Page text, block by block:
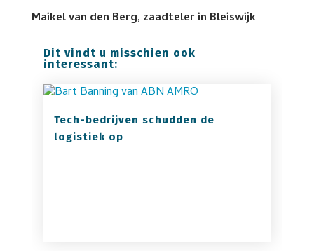
Maikel van den Berg, zaadteler in Bleiswijk
Dit vindt u misschien ook
interessant:
Tech-bedrijven schudden de
logistiek op